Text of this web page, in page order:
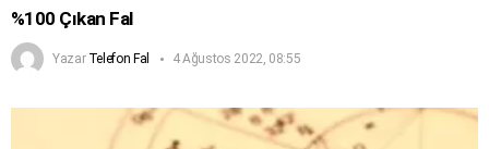
%100 Çıkan Fal
Yazar Telefon Fal 4 Ağustos 2022, 08:55